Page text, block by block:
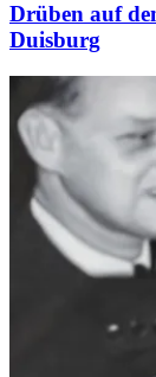
Drüben auf
Duisburg